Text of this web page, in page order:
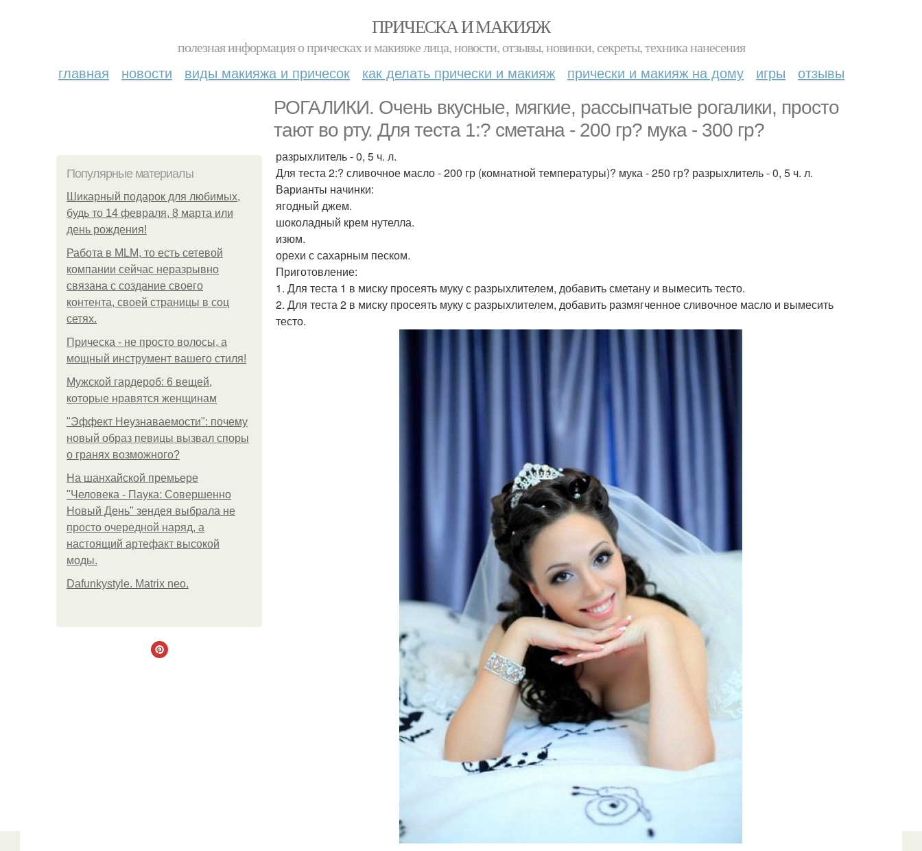
ПРИЧЕСКА И МАКИЯЖ
полезная информация о прическах и макияже лица, новости, отзывы, новинки, секреты, техника нанесения
главная новости виды макияжа и причесок как делать прически и макияж прически и макияж на дому игры отзывы
РОГАЛИКИ. Очень вкусные, мягкие, рассыпчатые рогалики, просто
тают во рту. Для теста 1:? сметана - 200 гр? мука - 300 гр?
Популярные материалы
Шикарный подарок для любимых,
будь то 14 февраля, 8 марта или
день рождения!
Работа в MLM, то есть сетевой
компании сейчас неразрывно
связана с создание своего
контента, своей страницы в соц
сетях.
Прическа - не просто волосы, а
мощный инструмент вашего стиля!
Мужской гардероб: 6 вещей,
которые нравятся женщинам
"Эффект Неузнаваемости": почему
новый образ певицы вызвал споры
о гранях возможного?
На шанхайской премьере
"Человека - Паука: Совершенно
Новый День" зендея выбрала не
просто очередной наряд, а
настоящий артефакт высокой
моды.
Dafunkystyle. Matrix neo.
разрыхлитель - 0, 5 ч. л.
Для теста 2:? сливочное масло - 200 гр (комнатной температуры)? мука - 250 гр? разрыхлитель - 0, 5 ч. л.
Варианты начинки:
ягодный джем.
шоколадный крем нутелла.
изюм.
орехи с сахарным песком.
Приготовление:
1. Для теста 1 в миску просеять муку с разрыхлителем, добавить сметану и вымесить тесто.
2. Для теста 2 в миску просеять муку с разрыхлителем, добавить размягченное сливочное масло и вымесить
тесто.